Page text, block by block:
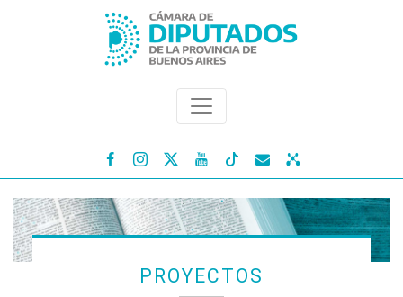
   
PROYECTOS